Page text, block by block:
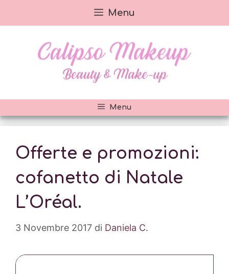
al
Menu
Menu
Offerte e promozioni:
cofanetto di Natale
L’Oréal.
3 Novembre 2017 di Daniela C.